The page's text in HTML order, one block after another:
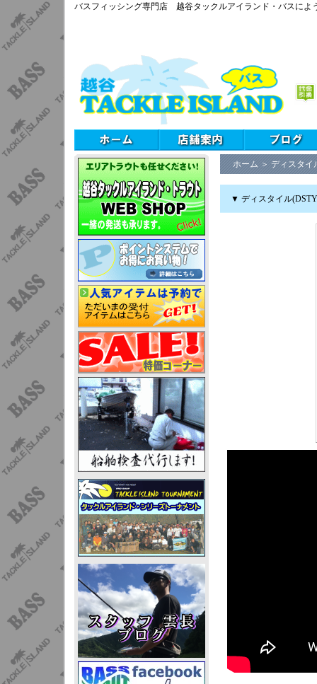
バスフィッシング専門店 越谷タックルアイランド・バスによ
ホーム ＞ ディスタイ
▼ ディスタイル